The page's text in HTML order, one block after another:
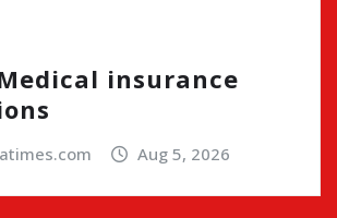
insurance
Aug 5, 2026